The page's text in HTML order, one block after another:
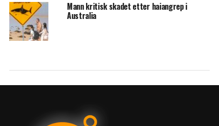
Mann kritisk skadet etter haiangrep i
Australia